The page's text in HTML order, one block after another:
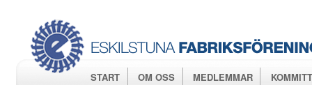
START OM OSS MEDLEMMAR